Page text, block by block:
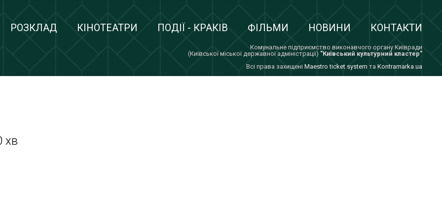
РОЗКЛАД КІНОТЕАТРИ ПОДІЇ - КРАКІВ ФІЛЬМИ НОВИНИ КОНТАКТИ
Комунальне підприємство виконавчого органу Київради
(Київської міської державної адміністрації) "Київський культурний кластер"
Всi права захищенi Maestro ticket system та Kontramarka.ua
хв